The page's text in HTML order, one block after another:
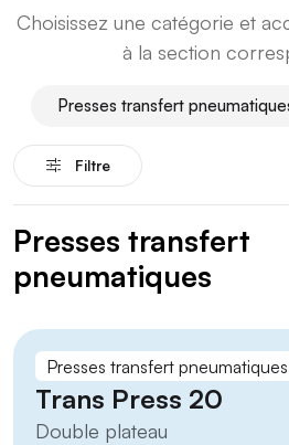
Choisissez une catégorie et
à la section
Presses transfert
Filtre
Presses transfert
pneumatiques
Presses transfert pneumatiques
Trans Press 20
Double plateau